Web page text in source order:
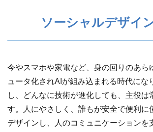
ソーシャルデザイ
今やスマホや家電など、身の回りのあら
ュータ化されAIが組み込まれる時代にな
し、どんなに技術が進化しても、主役は
す。人にやさしく、誰もが安全で便利に
デザインし、人のコミュニケーションを